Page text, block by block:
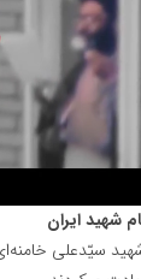
شهید ایران
سیّدعلی